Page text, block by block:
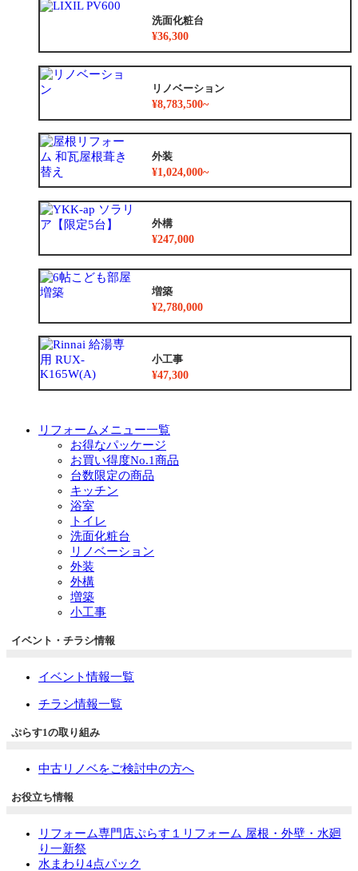
洗面化粧台
¥36,300
リノベーション
¥8,783,500~
外装
¥1,024,000~
外構
¥247,000
増築
¥2,780,000
小工事
¥47,300
リフォームメニュー一覧
お得なパッケージ
お買い得度No.1商品
台数限定の商品
キッチン
浴室
トイレ
洗面化粧台
リノベーション
外装
外構
増築
小工事
イベント・チラシ情報
イベント情報一覧
チラシ情報一覧
ぷらす1の取り組み
中古リノベをご検討中の方へ
お役立ち情報
リフォーム専門店ぷらす１リフォーム 屋根・外壁・水廻
り一新祭
水まわり4点パック